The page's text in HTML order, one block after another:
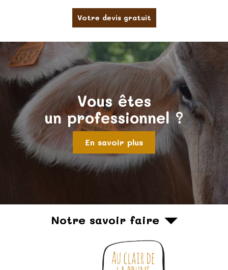
Votre devis gratuit
Vous êtes
un professionnel ?
En savoir plus
Notre savoir faire